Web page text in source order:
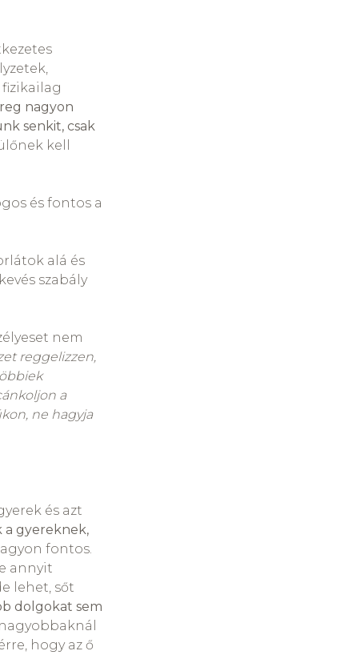
nagyon
senkit, csak
kell
és fontos a
alá és
szabály
nem
reggelizzen,
a
ne hagyja
és azt
gyereknek,
fontos.
annyit
lehet, sőt
dolgokat sem
hogy az ő